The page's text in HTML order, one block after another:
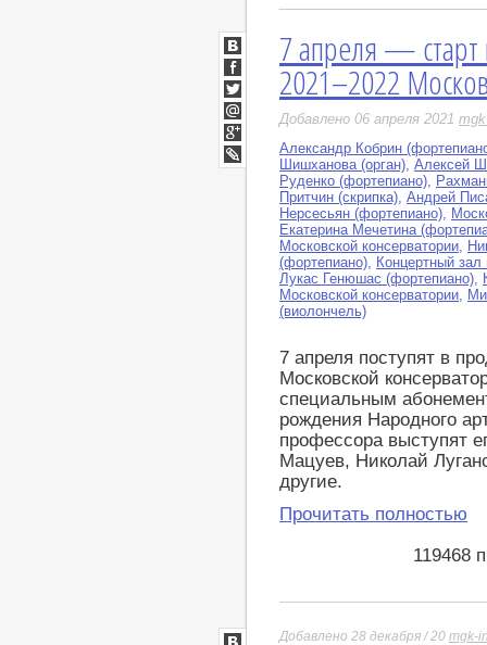
7 апреля — старт
2021–2022
Добавлено 06 апреля 2021
Александр Кобрин
Шишханова (орган) Алексей
Руденко (фортепиано)
Притчин (скрипка) Андрей
Нерсесьян (фортепиано)
Екатерина Мечетина
Московской консерватории
(фортепиано) Концертный
Лукас Генюшас (фортепиано)
Московской консерватории
(виолончель)
7 апреля поступят в
Московской
специальным
рождения Народного
профессора выступят
Мацуев, Николай
другие.
Прочитать полностью
ВКонтакте
Facebook
Twitter
Мой
Мир
Google+
LiveJournal
119468
Добавлено 28 декабря / 20 mgk-